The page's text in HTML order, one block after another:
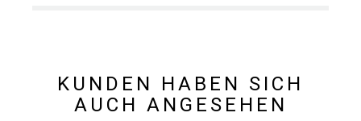
KUNDEN HABEN SICH
AUCH ANGESEHEN